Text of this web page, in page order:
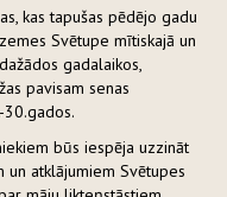
kas tapušas pēdējo gadu
Svētupe mītiskajā un
gadalaikos,
pavisam senas
būs iespēja uzzināt
atklājumiem Svētupes